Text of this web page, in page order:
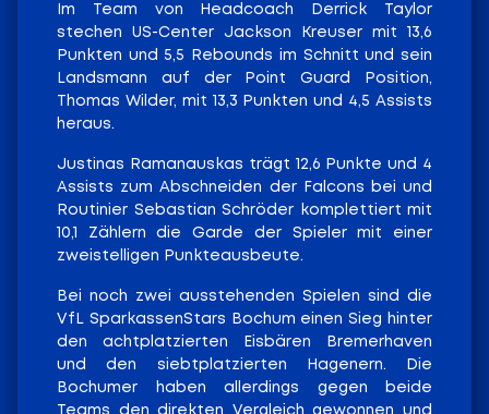
Im Team von Headcoach Derrick Taylor
stechen US-Center Jackson Kreuser mit 13,6
Punkten und 5,5 Rebounds im Schnitt und sein
Landsmann auf der Point Guard Position,
Thomas Wilder, mit 13,3 Punkten und 4,5 Assists
heraus.
Justinas Ramanauskas trägt 12,6 Punkte und 4
Assists zum Abschneiden der Falcons bei und
Routinier Sebastian Schröder komplettiert mit
10,1 Zählern die Garde der Spieler mit einer
zweistelligen Punkteausbeute.
Bei noch zwei ausstehenden Spielen sind die
VfL SparkassenStars Bochum einen Sieg hinter
den achtplatzierten Eisbären Bremerhaven
und den siebtplatzierten Hagenern. Die
Bochumer haben allerdings gegen beide
Teams den direkten Vergleich gewonnen und